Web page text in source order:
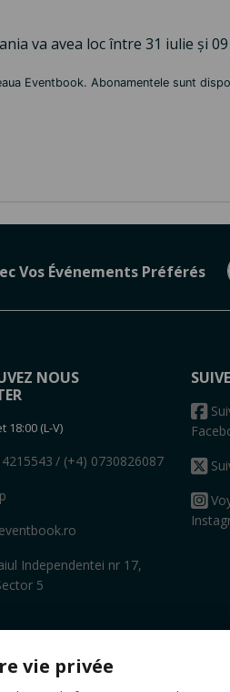
va avea loc între 31 iulie și
Eventbook. Abonamentele sunt
Vos Événements Préférés
NOUS
18:00 (L-V)
/ (+4) 0730826087
Independentei nr 17,
5
vie privée